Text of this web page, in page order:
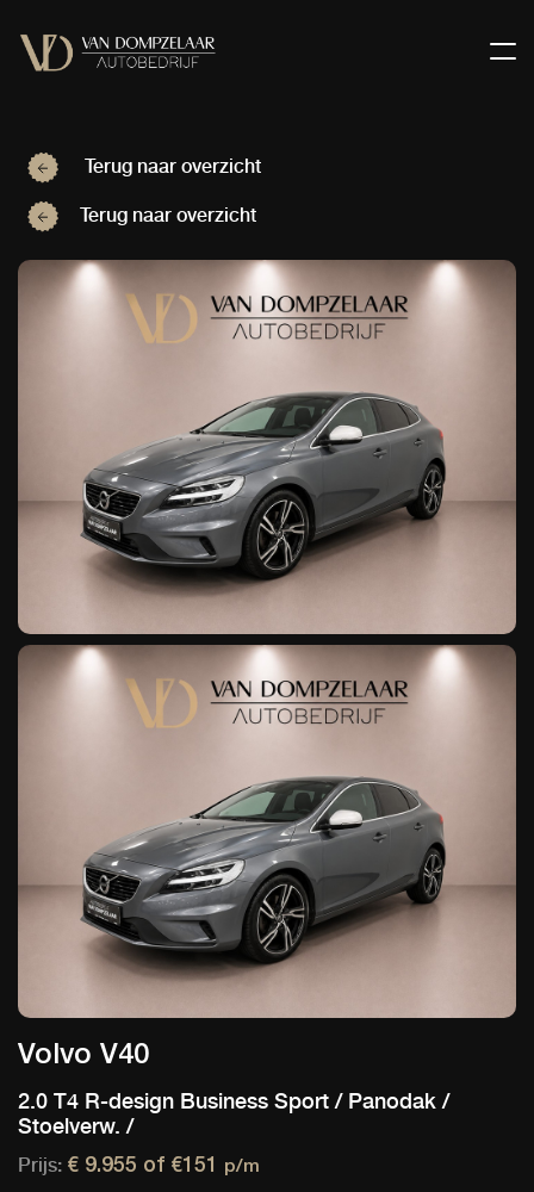
Terug naar overzicht
Terug naar overzicht
Volvo V40
2.0 T4 R-design Business Sport / Panodak /
Stoelverw. /
Prijs: € 9.955 of €151 p/m